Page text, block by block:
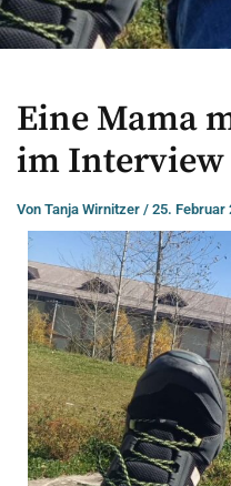
Eine Mama
im Interview
Von Tanja Wirnitzer / 25. Februar